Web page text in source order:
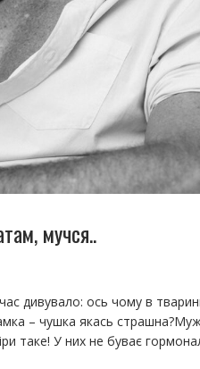
мучся..
дивувало: ось чому в
– чушка якась
таке! У них не буває